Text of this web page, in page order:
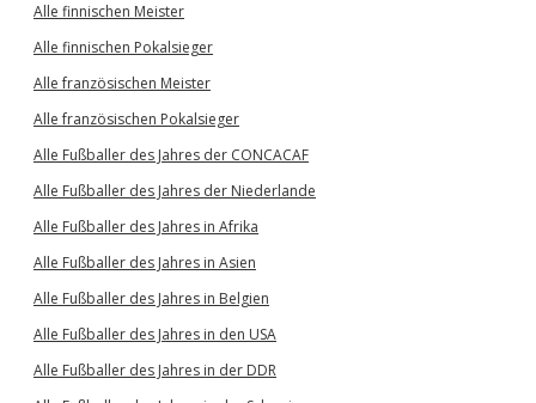
Alle finnischen Meister
Alle finnischen Pokalsieger
Alle französischen Meister
Alle französischen Pokalsieger
Alle Fußballer des Jahres der CONCACAF
Alle Fußballer des Jahres der Niederlande
Alle Fußballer des Jahres in Afrika
Alle Fußballer des Jahres in Asien
Alle Fußballer des Jahres in Belgien
Alle Fußballer des Jahres in den USA
Alle Fußballer des Jahres in der DDR